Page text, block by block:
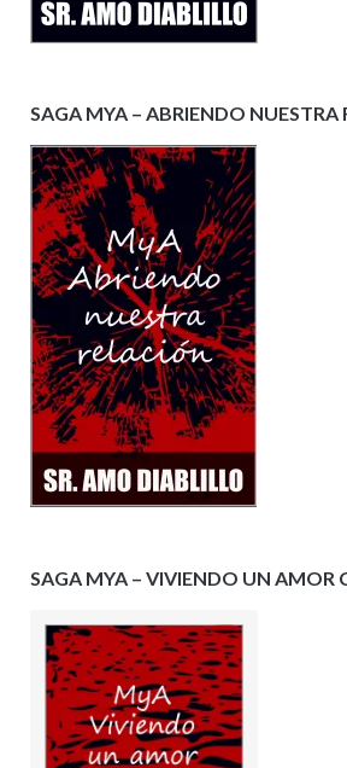
SAGA MYA – ABRIENDO NUESTRA
SAGA MYA – VIVIENDO UN AMOR